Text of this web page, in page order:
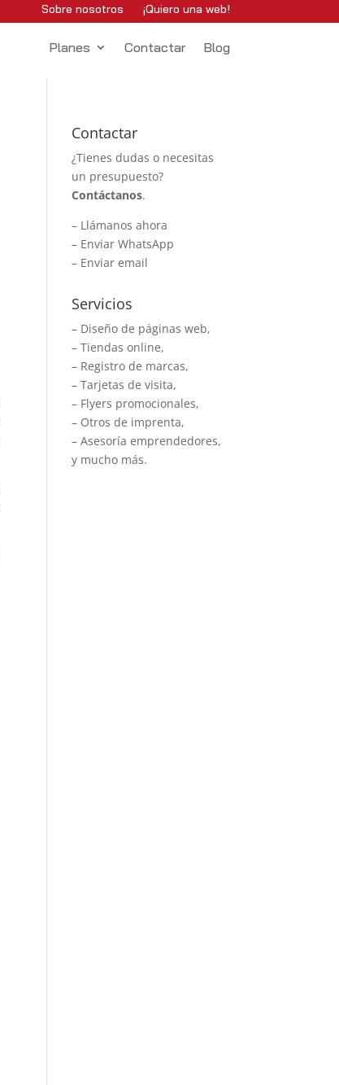
Sobre nosotros ¡Quiero una web!
Planes Contactar Blog
Contactar
¿Tienes dudas o necesitas
un presupuesto?
Contáctanos.
– Llámanos ahora
– Enviar WhatsApp
– Enviar email
Servicios
– Diseño de páginas web,
– Tiendas online,
– Registro de marcas,
– Tarjetas de visita,
– Flyers promocionales,
– Otros de imprenta,
– Asesoría emprendedores,
y mucho más.